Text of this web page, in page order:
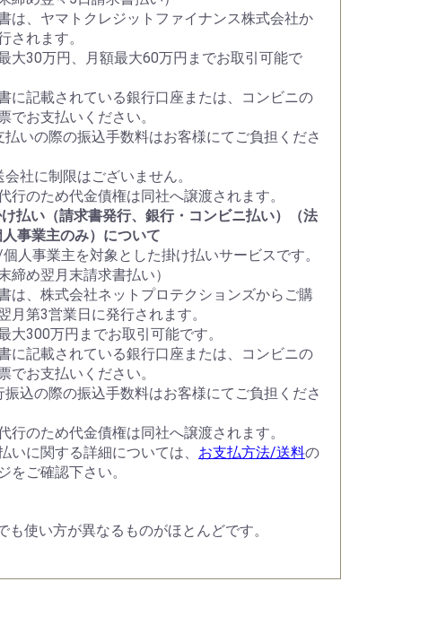
は、ヤマトクレジットファイナンス株式会社か
されます。
大30万円、月額最大60万円までお取引可能で
に記載されている銀行口座または、コンビニの
でお支払いください。
払いの際の振込手数料はお客様にてご負担くださ
会社に制限はございません。
行のため代金債権は同社へ譲渡されます。
け払い（請求書発行、銀行・コンビニ払い）（法
事業主のみ）について
人事業主を対象とした掛け払いサービスです。
末締め翌月末請求書払い）
は、株式会社ネットプロテクションズからご購
月第3営業日に発行されます。
大300万円までお取引可能です。
に記載されている銀行口座または、コンビニの
でお支払いください。
振込の際の振込手数料はお客様にてご負担くださ
行のため代金債権は同社へ譲渡されます。
いに関する詳細については、 お支払方法/送料の
をご確認下さい。
使い方が異なるものがほとんどです。